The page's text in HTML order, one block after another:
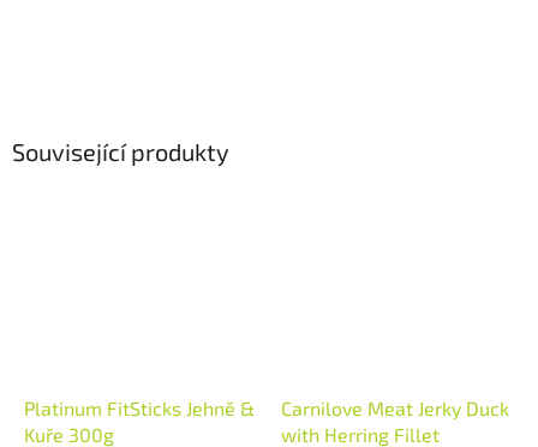
Související produkty
Platinum FitSticks Jehně &
Kuře 300g
Carnilove Meat Jerky Duck
with Herring Fillet